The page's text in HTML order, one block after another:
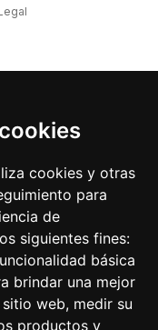
cookies y otras
para
de
siguientes fines:
básica
brindar una mejor
web, medir su
productos y